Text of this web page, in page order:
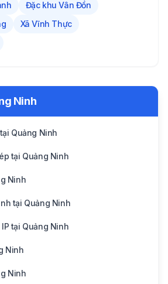
Ninh
tại Quảng Ninh
tại Quảng Ninh
Ninh
tại Quảng Ninh
tại Quảng Ninh
Ninh
Ninh
Đặc khu Vân Đồn
Xã Vĩnh Thực